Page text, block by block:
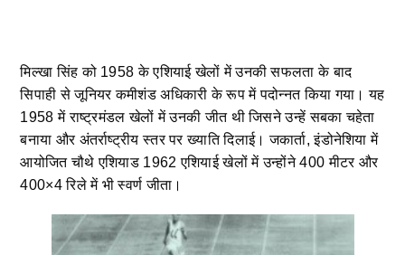
मिल्खा सिंह को 1958 के एशियाई खेलों में उनकी सफलता के बाद
सिपाही से जूनियर कमीशंड अधिकारी के रूप में पदोन्नत किया गया। यह
1958 में राष्ट्रमंडल खेलों में उनकी जीत थी जिसने उन्हें सबका चहेता
बनाया और अंतर्राष्ट्रीय स्तर पर ख्याति दिलाई। जकार्ता, इंडोनेशिया में
आयोजित चौथे एशियाड 1962 एशियाई खेलों में उन्होंने 400 मीटर और
400×4 रिले में भी स्वर्ण जीता।